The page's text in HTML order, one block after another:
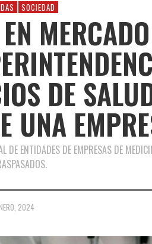
SOCIEDAD
DE
UNA
DE ENTIDADES DE EMPRESAS DE
2024